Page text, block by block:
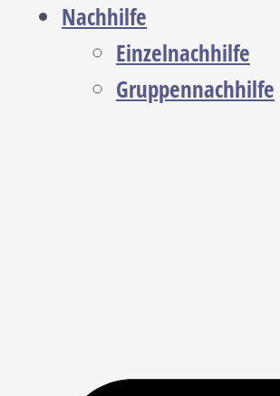
Nachhilfe
Einzelnachhilfe
Gruppennachhilfe